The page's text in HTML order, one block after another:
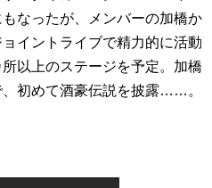
なったが、メンバーの加橋か
イントライブで精力的に活動
以上のステージを予定。加橋
初めて酒豪伝説を披露……。